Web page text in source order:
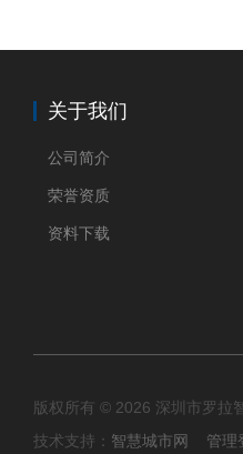
关于我们
公司简介
荣誉资质
资料下载
版权所有 © 2026 深圳市罗拉
技术支持： 智慧城市网 管理